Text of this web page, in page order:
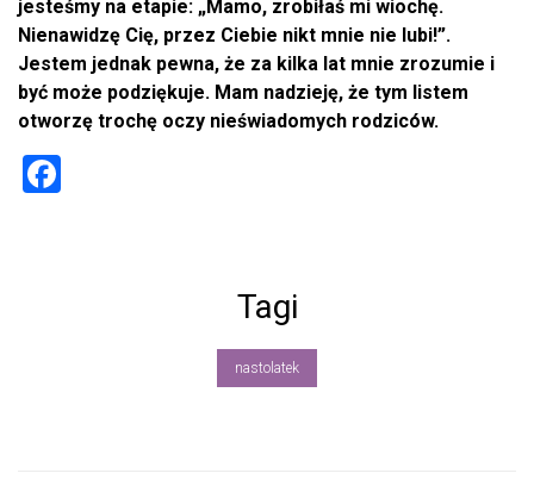
jesteśmy na etapie: „Mamo, zrobiłaś mi wiochę.
Nienawidzę Cię, przez Ciebie nikt mnie nie lubi!”.
Jestem jednak pewna, że za kilka lat mnie zrozumie i
być może podziękuje. Mam nadzieję, że tym listem
otworzę trochę oczy nieświadomych rodziców.
Tagi
nastolatek